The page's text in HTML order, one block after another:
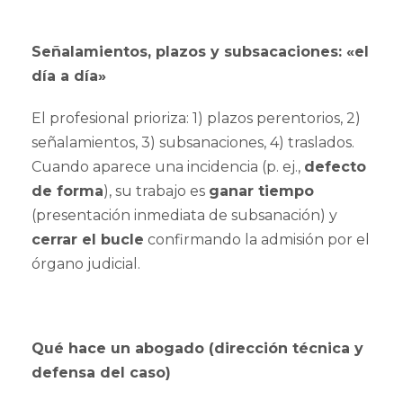
Señalamientos, plazos y subsacaciones: «el
día a día»
El profesional prioriza: 1) plazos perentorios, 2)
señalamientos, 3) subsanaciones, 4) traslados.
Cuando aparece una incidencia (p. ej., defecto
de forma), su trabajo es ganar tiempo
(presentación inmediata de subsanación) y
cerrar el bucle confirmando la admisión por el
órgano judicial.
Qué hace un abogado (dirección técnica y
defensa del caso)